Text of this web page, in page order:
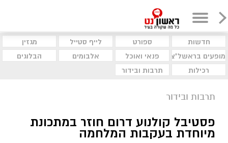
חדשות ספורט לייף סטייל
מגזין
מופעים בראשל"צ
פנאי ואוכל אלבומים
הבלוגים
רכילות
תרבות ובידור
תרבות ובידור
פסטיבל קולנוע דרום חוזר במתכונת
מיוחדת בעקבות המלחמה